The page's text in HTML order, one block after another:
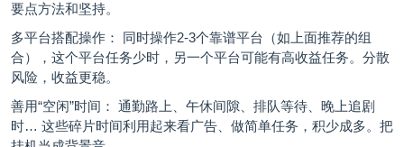
要点方法和坚持。
多平台搭配操作： 同时操作2-3个靠谱平台（如上面推荐的组
合），这个平台任务少时，另一个平台可能有高收益任务。分散
风险，收益更稳。
善用“空闲”时间： 通勤路上、午休间隙、排队等待、晚上追剧
时… 这些碎片时间利用起来看广告、做简单任务，积少成多。把